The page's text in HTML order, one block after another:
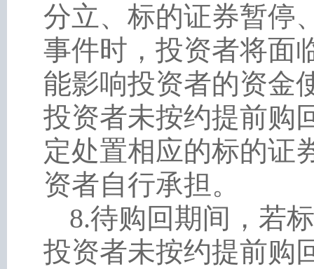
分立、标的证券暂停
事件时，投资者将面
能影响投资者的资金
投资者未按约提前购
定处置相应的标的证
资者自行承担。
8.待购回期间，若
投资者未按约提前购